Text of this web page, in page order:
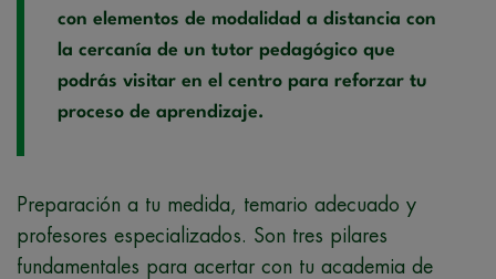
con elementos de modalidad a distancia con
la cercanía de un tutor pedagógico que
podrás visitar en el centro para reforzar tu
proceso de aprendizaje.
Preparación a tu medida, temario adecuado y
profesores especializados. Son tres pilares
fundamentales para acertar con tu academia de